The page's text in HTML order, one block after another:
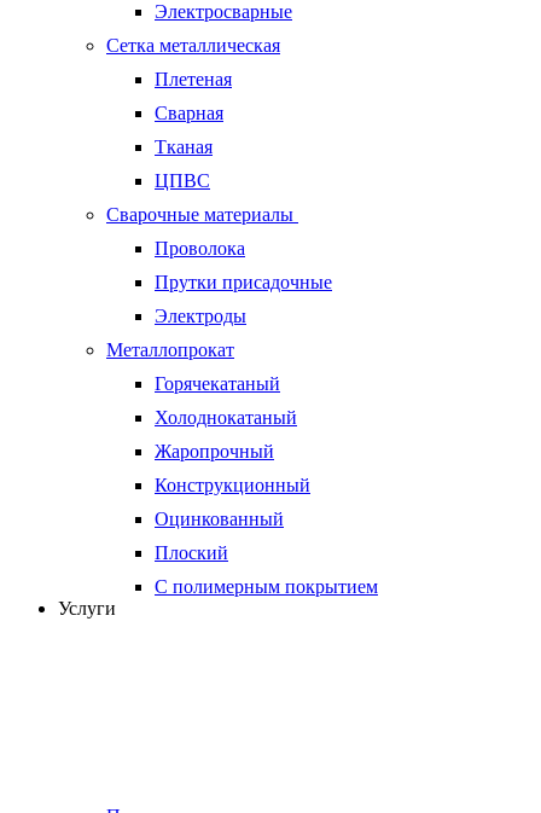
Электросварные
Сетка металлическая
Плетеная
Сварная
Тканая
ЦПВС
Сварочные материалы
Проволока
Прутки присадочные
Электроды
Металлопрокат
Горячекатаный
Холоднокатаный
Жаропрочный
Конструкционный
Оцинкованный
Плоский
С полимерным покрытием
Услуги